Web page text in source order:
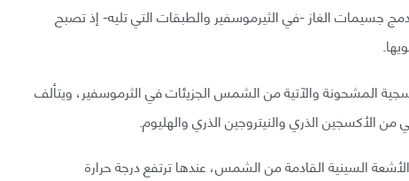
ما تندمج جسيمات الغاز -في الثيرموسفير والطبقات التي تليه- إذ تصبح
المشحونة والآتية من الشمس الجزيئات في الثرموسفير، ويتألف
الأكسجين الذري والنيتروجين الذري والهليوم.
السينية القادمة من الشمس، عندها ترتفع درجة حرارة